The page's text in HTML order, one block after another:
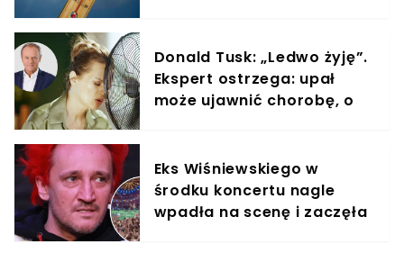
Donald Tusk: „Ledwo żyję”.
Ekspert ostrzega: upał
może ujawnić chorobę, o
Eks Wiśniewskiego w
środku koncertu nagle
wpadła na scenę i zaczęła